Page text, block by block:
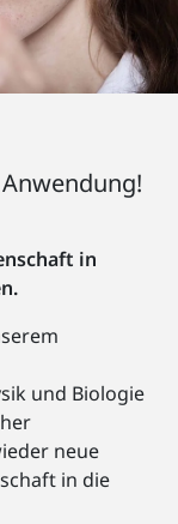
in
und Biologie
neue
in die